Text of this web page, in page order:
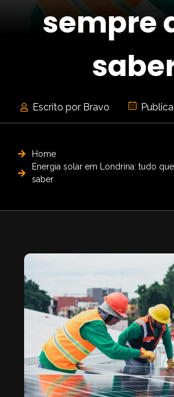
sempre
Escrito por Bravo
Home
Energia solar em Londrina: tudo
saber